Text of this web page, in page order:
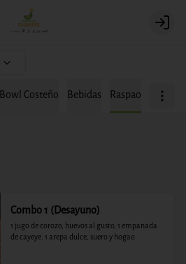
Login
Bowl Costeño Bebidas Raspao
Combo 1 (Desayuno)
1 jugo de corozo, huevos al gusto, 1 empanada
de cayeye. 1 arepa dulce, suero y hogao